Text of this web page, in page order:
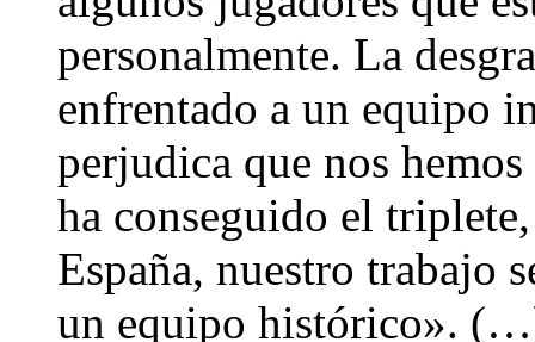
personalmente. La
enfrentado a un equipo
perjudica que nos
ha conseguido el
España, nuestro trabajo
un equipo histórico».